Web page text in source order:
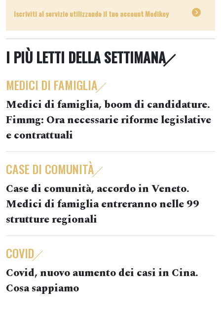
Iscriviti al servizio utilizzando il tuo account Medikey
I PIÙ LETTI DELLA SETTIMANA
MEDICI DI FAMIGLIA
Medici di famiglia, boom di candidature.
Fimmg: Ora necessarie riforme legislative
e contrattuali
CASE DI COMUNITÀ
Case di comunità, accordo in Veneto.
Medici di famiglia entreranno nelle 99
strutture regionali
COVID
Covid, nuovo aumento dei casi in Cina.
Cosa sappiamo